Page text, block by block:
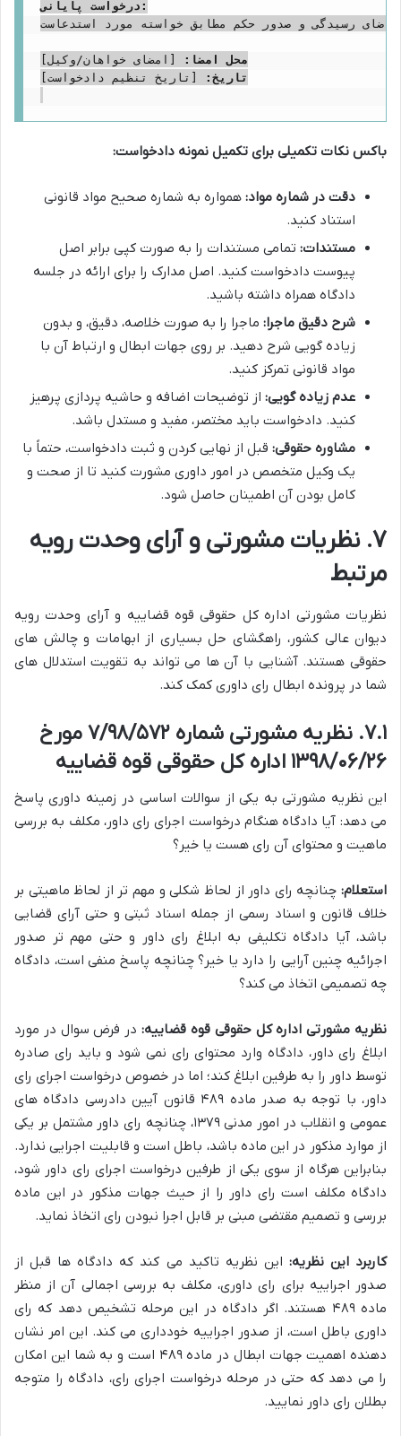
درخواست پایانی:
مربوطه، تقاضای رسیدگی و صدور حکم مطابق خواسته مورد استدعاست.
محل امضا:
تاریخ:
[تاریخ تنظیم دادخواست]
باکس نکات تکمیلی برای تکمیل نمونه دادخواست:
دقت در شماره مواد: همواره به شماره صحیح مواد قانونی
استناد کنید.
مستندات: تمامی مستندات را به صورت کپی برابر اصل
پیوست دادخواست کنید. اصل مدارک را برای ارائه در جلسه
دادگاه همراه داشته باشید.
شرح دقیق ماجرا: ماجرا را به صورت خلاصه، دقیق، و بدون
زیاده گویی شرح دهید. بر روی جهات ابطال و ارتباط آن با
مواد قانونی تمرکز کنید.
عدم زیاده گویی: از توضیحات اضافه و حاشیه پردازی پرهیز
کنید. دادخواست باید مختصر، مفید و مستدل باشد.
مشاوره حقوقی: قبل از نهایی کردن و ثبت دادخواست، حتماً با
یک وکیل متخصص در امور داوری مشورت کنید تا از صحت و
کامل بودن آن اطمینان حاصل شود.
۷. نظریات مشورتی و آرای وحدت رویه
مرتبط
نظریات مشورتی اداره کل حقوقی قوه قضاییه و آرای وحدت رویه
دیوان عالی کشور، راهگشای حل بسیاری از ابهامات و چالش های
حقوقی هستند. آشنایی با آن ها می تواند به تقویت استدلال های
شما در پرونده ابطال رای داوری کمک کند.
۷.۱. نظریه مشورتی شماره ۷/۹۸/۵۷۲ مورخ
۱۳۹۸/۰۶/۲۶ اداره کل حقوقی قوه قضاییه
این نظریه مشورتی به یکی از سوالات اساسی در زمینه داوری پاسخ
می دهد: آیا دادگاه هنگام درخواست اجرای رای داور، مکلف به بررسی
ماهیت و محتوای آن رای هست یا خیر؟
استعلام: چنانچه رای داور از لحاظ شکلی و مهم تر از لحاظ ماهیتی بر
خلاف قانون و اسناد رسمی از جمله اسناد ثبتی و حتی آرای قضایی
باشد، آیا دادگاه تکلیفی به ابلاغ رای داور و حتی مهم تر صدور
اجرائیه چنین آرایی را دارد یا خیر؟ چنانچه پاسخ منفی است، دادگاه
چه تصمیمی اتخاذ می کند؟
نظریه مشورتی اداره کل حقوقی قوه قضاییه:در فرض سوال در مورد
ابلاغ رای داور، دادگاه وارد محتوای رای نمی شود و باید رای صادره
توسط داور را به طرفین ابلاغ کند؛ اما در خصوص درخواست اجرای رای
داور، با توجه به صدر ماده ۴۸۹ قانون آیین دادرسی دادگاه های
عمومی و انقلاب در امور مدنی ۱۳۷۹، چنانچه رای داور مشتمل بر یکی
از موارد مذکور در این ماده باشد، باطل است و قابلیت اجرایی ندارد.
بنابراین هرگاه از سوی یکی از طرفین درخواست اجرای رای داور شود،
دادگاه مکلف است رای داور را از حیث جهات مذکور در این ماده
بررسی و تصمیم مقتضی مبنی بر قابل اجرا نبودن رای اتخاذ نماید.
کاربرد این نظریه: این نظریه تاکید می کند که دادگاه ها قبل از
صدور اجراییه برای رای داوری، مکلف به بررسی اجمالی آن از منظر
ماده ۴۸۹ هستند. اگر دادگاه در این مرحله تشخیص دهد که رای
داوری باطل است، از صدور اجراییه خودداری می کند. این امر نشان
دهنده اهمیت جهات ابطال در ماده ۴۸۹ است و به شما این امکان
را می دهد که حتی در مرحله درخواست اجرای رای، دادگاه را متوجه
بطلان رای داور نمایید.